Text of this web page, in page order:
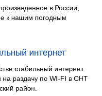
в России,
к нашим погодным
интернет
стабильный интернет
на раздачу по WI-FI в СНТ
район.